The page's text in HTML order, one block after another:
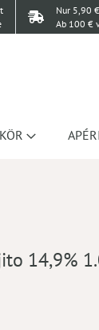
Nur 5,90
Ab 100 €
14,9%